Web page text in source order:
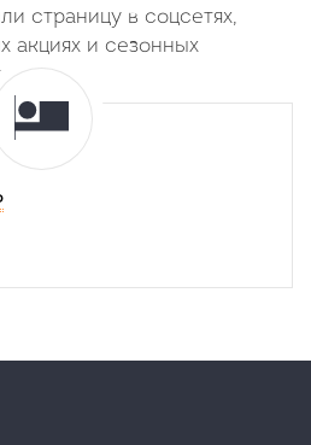
страницу в соцсетях,
акциях и сезонных